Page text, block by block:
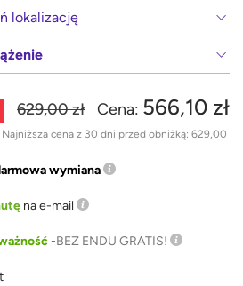
lokalizację
629,00 zł Cena: 566,10 zł
Najniższa cena z 30 dni przed obniżką: 629,00
wymiana
na e-mail
-BEZ ENDU GRATIS!